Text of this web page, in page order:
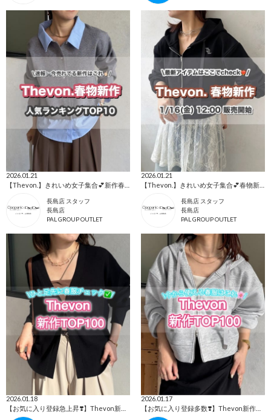
2026.01.21
長島店 スタッフ
長島店
PAL GROUP OUTLET
2026.01.21
【Thevon.】きれいめ女子集合💕春物新作商品のご紹介🥰
長島店 スタッフ
長島店
PAL GROUP OUTLET
2026.01.18
2026.01.17
【お気に入り登録多数❣️】Thevon新作ランキングTOP100